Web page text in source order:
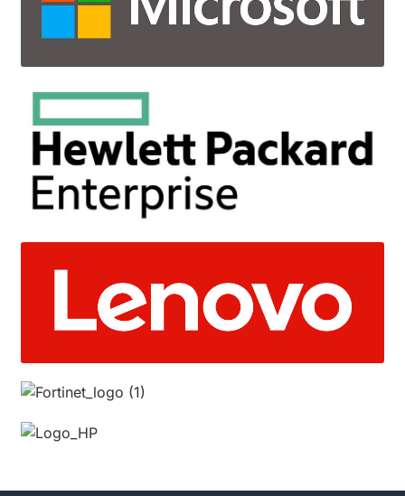
Lọc lưu lượng mạng: Firewall giám sát tất cả lưu
lượng đi qua nó và quyết định cho phép hoặc
các cuộc tấn công mạng, bao gồm tấn công từ
chối dịch vụ (DDoS), tấn công lừa đảo
(phishing), và phần mềm độc hại.
Quản lý truy cập: Firewall có thể được cấu hình
để hạn chế quyền truy cập của người dùng hoặc
ứng dụng vào các tài nguyên mạng nhạy cảm.
hành vi đáng ngờ hoặc phân tích sau này.
VPN: Nhiều firewall hiện đại tích hợp VPN, cho
phép kết nối an toàn giữa các mạng qua
thể tích hợp hệ thống phát hiện và ngăn chặn
phát hiện và chặn các cuộc tấn công trong thời